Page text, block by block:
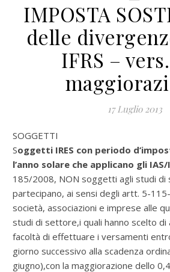
IMPOSTA
delle
IFRS –
17 Luglio 2013
SOGGETTI
Soggetti IRES con periodo
l’anno solare che applicano gli IAS/
185/2008, NON soggetti agli studi di
partecipano, ai sensi degli artt. 5-
società, associazioni e imprese alle
studi di settore,i quali hanno scelto di
facoltà di effettuare i versamenti
giorno successivo alla scadenza
giugno),con la maggiorazione dello